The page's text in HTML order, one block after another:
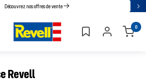
Découvrez nos offres de vente
Revell 0
Revell